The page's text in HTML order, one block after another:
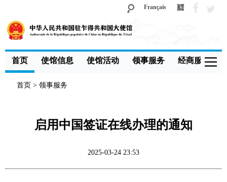
Français
首页 使馆信息 使馆活动 领事服务 经商服务
首页 > 领事服务
启用中国签证在线办理的通知
2025-03-24 23:53